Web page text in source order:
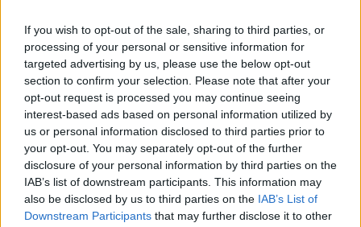
If you wish to opt-out of the sale, sharing to third parties, or
processing of your personal or sensitive information for
targeted advertising by us, please use the below opt-out
section to confirm your selection. Please note that after your
opt-out request is processed you may continue seeing
interest-based ads based on personal information utilized by
us or personal information disclosed to third parties prior to
your opt-out. You may separately opt-out of the further
disclosure of your personal information by third parties on the
IAB’s list of downstream participants. This information may
also be disclosed by us to third parties on the IAB’s List of
Downstream Participants that may further disclose it to other
ΠΕ
30°
ΠΑ